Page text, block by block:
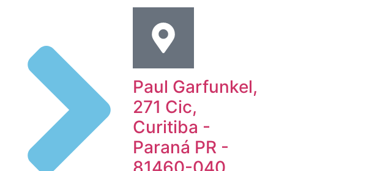
Paul Garfunkel,
271 Cic,
Curitiba -
Paraná PR -